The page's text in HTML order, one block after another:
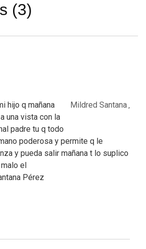
(3)
Mildred Santana,
hijo q mañana
una vista con la
padre tu q todo
poderosa y permite q le
y pueda salir mañana t lo suplico
el
Pérez